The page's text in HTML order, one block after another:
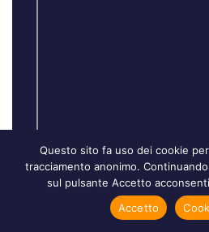
Questo sito fa uso dei cookie
tracciamento anonimo.
sul pulsante Accetto
Accetto